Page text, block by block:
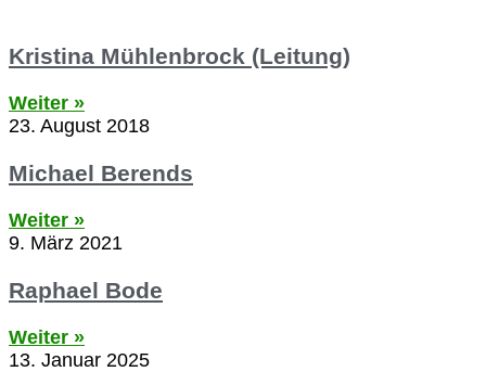
Kristina Mühlenbrock (Leitung)
Weiter »
23. August 2018
Michael Berends
Weiter »
9. März 2021
Raphael Bode
Weiter »
13. Januar 2025